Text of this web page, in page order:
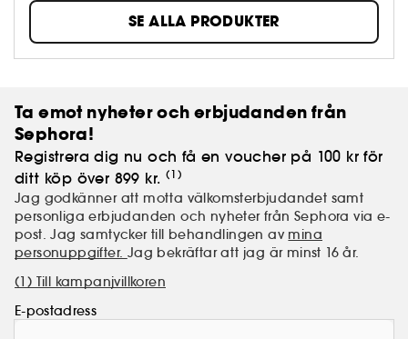
SE ALLA PRODUKTER
Ta emot nyheter och erbjudanden från
Sephora!
Registrera dig nu och få en voucher på 100 kr för
ditt köp över 899 kr. (1)
Jag godkänner att motta välkomsterbjudandet samt
personliga erbjudanden och nyheter från Sephora via e-
post. Jag samtycker till behandlingen av mina
personuppgifter. Jag bekräftar att jag är minst 16 år.
(1) Till kampanjvillkoren
E-postadress